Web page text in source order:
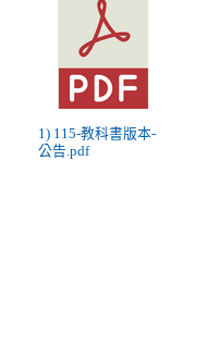
1) 115-教科書版本-
公告.pdf